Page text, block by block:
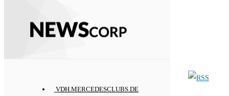
VDH.MERCEDESCLUBS.DE